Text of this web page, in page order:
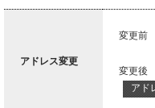
アドレス変更
変更前
変更後